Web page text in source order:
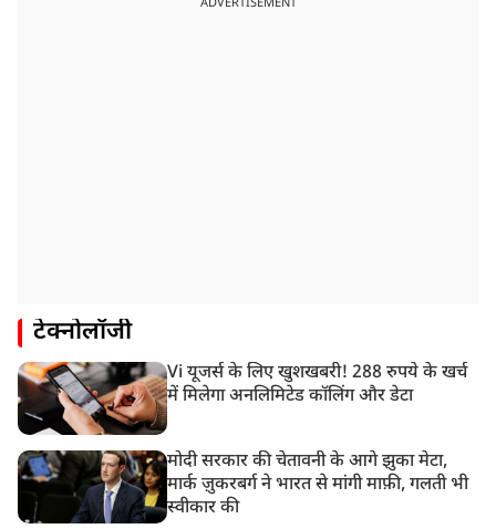
ADVERTISEMENT
टेक्नोलॉजी
Vi यूजर्स के लिए खुशखबरी! 288 रुपये के खर्च
में मिलेगा अनलिमिटेड कॉलिंग और डेटा
मोदी सरकार की चेतावनी के आगे झुका मेटा,
मार्क ज़ुकरबर्ग ने भारत से मांगी माफ़ी, गलती भी
स्वीकार की